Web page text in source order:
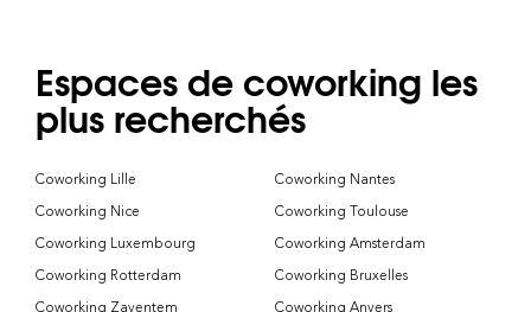
Espaces de coworking les
plus recherchés
Coworking Lille
Coworking Nantes
Coworking Nice
Coworking Toulouse
Coworking Luxembourg
Coworking Amsterdam
Coworking Rotterdam
Coworking Bruxelles
Coworking Zaventem
Coworking Anvers